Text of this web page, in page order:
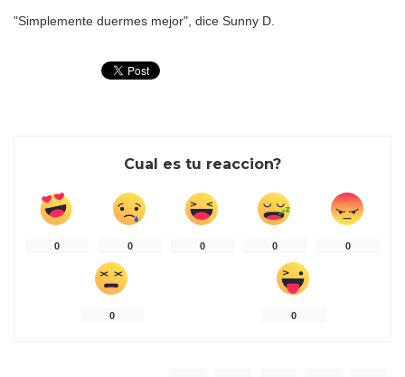
"Simplemente duermes mejor", dice Sunny D.
Cual es tu reaccion?
0 0 0 0 0
0 0